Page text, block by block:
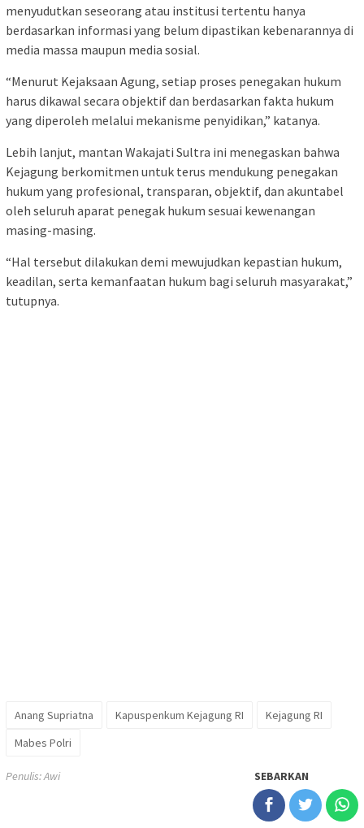
menyudutkan seseorang atau institusi tertentu hanya
berdasarkan informasi yang belum dipastikan kebenarannya di
media massa maupun media sosial.
“Menurut Kejaksaan Agung, setiap proses penegakan hukum
harus dikawal secara objektif dan berdasarkan fakta hukum
yang diperoleh melalui mekanisme penyidikan,” katanya.
Lebih lanjut, mantan Wakajati Sultra ini menegaskan bahwa
Kejagung berkomitmen untuk terus mendukung penegakan
hukum yang profesional, transparan, objektif, dan akuntabel
oleh seluruh aparat penegak hukum sesuai kewenangan
masing-masing.
“Hal tersebut dilakukan demi mewujudkan kepastian hukum,
keadilan, serta kemanfaatan hukum bagi seluruh masyarakat,”
tutupnya.
Anang Supriatna Kapuspenkum Kejagung RI
Kejagung RI
Mabes Polri
Penulis: Awi SEBARKAN